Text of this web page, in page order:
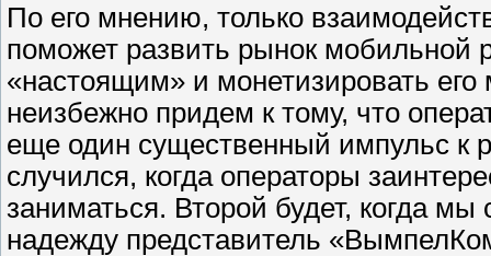
По его мнению, только
поможет развить рынок мобильной
«настоящим» и монетизировать
неизбежно придем к тому, что
еще один существенный импульс
случился, когда операторы
заниматься. Второй будет, когда
надежду представитель